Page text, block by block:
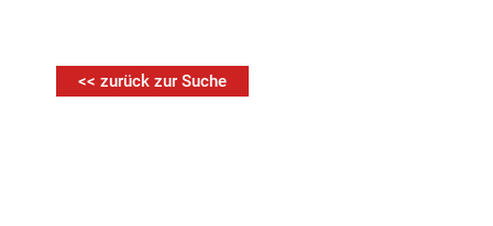
<< zurück zur Suche